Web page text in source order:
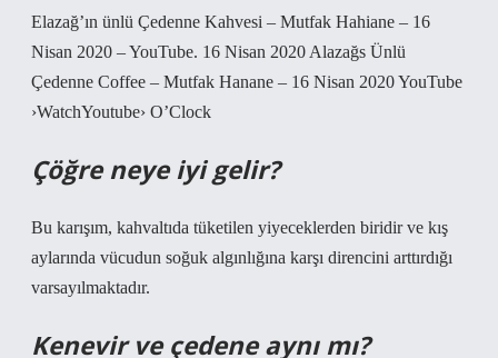
Elazağ’ın ünlü Çedenne Kahvesi – Mutfak Hahiane – 16
Nisan 2020 – YouTube. 16 Nisan 2020 Alazağs Ünlü
Çedenne Coffee – Mutfak Hanane – 16 Nisan 2020 YouTube
›WatchYoutube› O’Clock
Çöğre neye iyi gelir?
Bu karışım, kahvaltıda tüketilen yiyeceklerden biridir ve kış
aylarında vücudun soğuk algınlığına karşı direncini arttırdığı
varsayılmaktadır.
Kenevir ve çedene aynı mı?